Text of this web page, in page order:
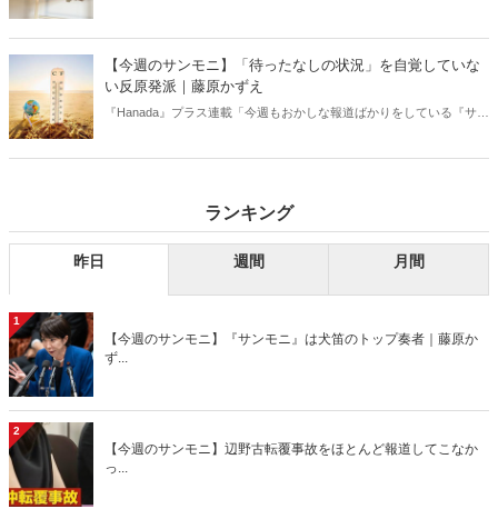
【今週のサンモニ】「待ったなしの状況」を自覚していな
い反原発派｜藤原かずえ
『Hanada』プラス連載「今週もおかしな報道ばかりをしている『サン
ランキング
昨日 週間 月間
1
【今週のサンモニ】『サンモニ』は犬笛のトップ奏者｜藤原か
ず...
2
【今週のサンモニ】辺野古転覆事故をほとんど報道してこなか
っ...